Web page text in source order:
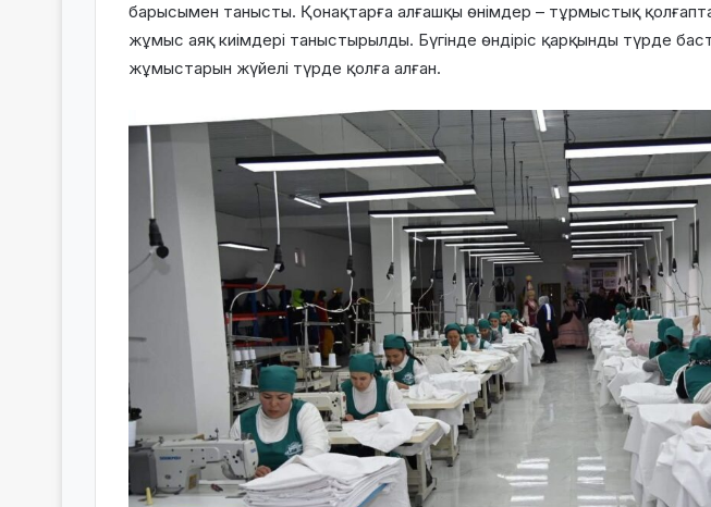
барысымен танысты. Қонақтарға алғашқы өнімдер – тұрмыстық
жұмыс аяқ киімдері таныстырылды. Бүгінде өндіріс қарқынды түрде
жұмыстарын жүйелі түрде қолға алған.